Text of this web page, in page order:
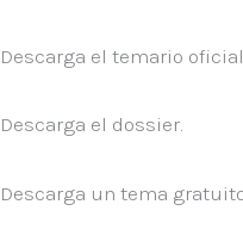
Descarga el temario oficial.
Descarga el dossier.
Descarga un tema